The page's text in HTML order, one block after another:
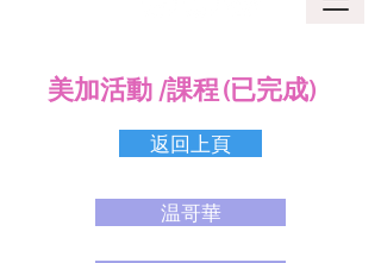
美加活動 /課程(已完成)
返回上頁
温哥華